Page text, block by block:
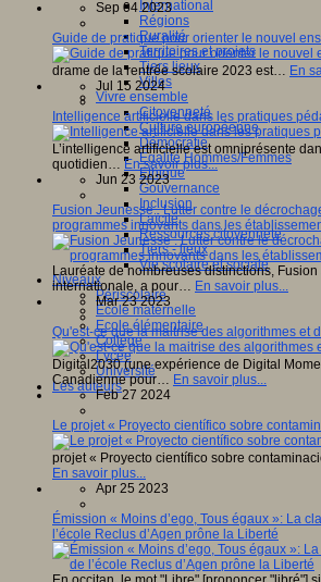
International
Régions
Ruralité
Territoires et projets
Tiers lieux
Villes
Vivre ensemble
Citoyenneté
Culture européenne
Démocratie
Egalité Hommes/Femmes
Ethique
Gouvernance
Inclusion
Laïcité
Ressources citoyenneté
Tiers - lieux
Vie scolaire et sociale
Niveaux
Périscolaire
Ecole maternelle
Ecole élémentaire
Collège
Lycée
Université
Les auteurs
Sep 04 2023
Guide de pratique pour orienter le nouvel
drame de la rentrée scolaire 2023 est… En
Jul 15 2024
Intelligence artificielle dans les pratiques
L’intelligence artificielle est omniprésente
quotidien… En savoir plus...
Jun 23 2023
Fusion Jeunesse : Lutter contre le
programmes innovants dans les
Lauréate de nombreuses distinctions,
internationale, a pour… En savoir plus...
Mar 23 2023
Qu'est-ce que la maitrise des algorithmes et
Digital2030 (une expérience de Digital
Canadienne pour… En savoir plus...
Feb 27 2024
Le projet « Proyecto científico sobre
projet « Proyecto científico sobre
En savoir plus...
Apr 25 2023
Émission « Moins d’ego, Tous égaux »: La
l’école Reclus d’Agen prône la Liberté